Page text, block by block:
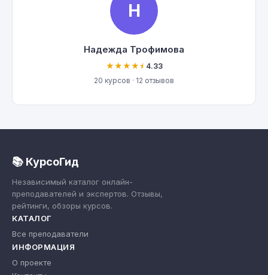
Н
Надежда Трофимова
★★★★⯨ 4.33
20 курсов · 12 отзывов
📚 КурсоГид
Независимый каталог онлайн-
преподавателей и экспертов. Отзывы,
рейтинги, обзоры курсов.
КАТАЛОГ
Все преподаватели
ИНФОРМАЦИЯ
О проекте